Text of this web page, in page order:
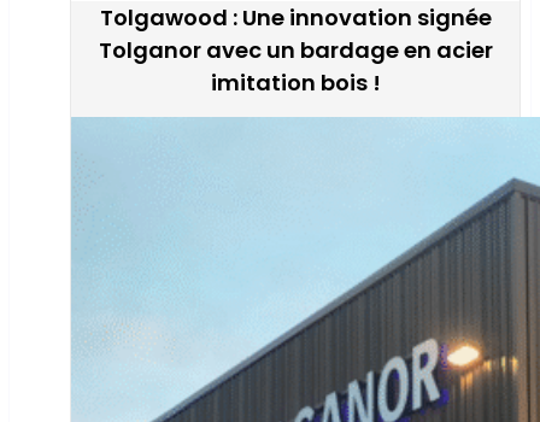
Tolgawood : Une innovation signée
Tolganor avec un bardage en acier
imitation bois !